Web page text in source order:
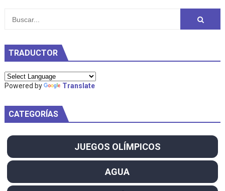
TRADUCTOR
Powered by Translate
CATEGORÍAS
JUEGOS OLÍMPICOS
AGUA